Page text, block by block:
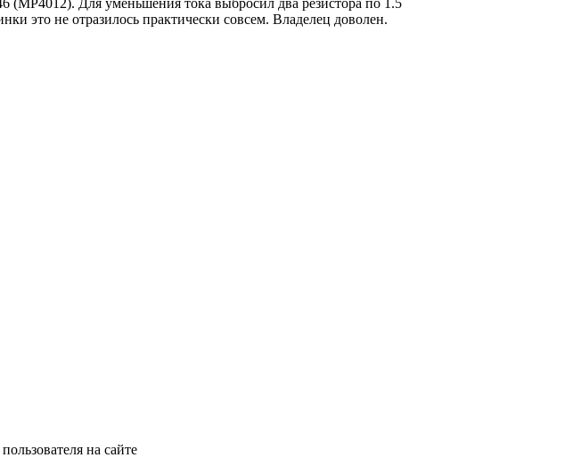
это не отразилось практически совсем. Владелец доволен.
на сайте